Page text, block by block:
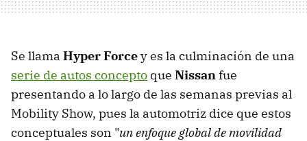
Se llama Hyper Forcey es la culminación de una
serie de autos concepto que Nissanfue
presentando a lo largo de las semanas previas al
Mobility Show, pues la automotriz dice que estos
conceptuales son "un enfoque global de movilidad